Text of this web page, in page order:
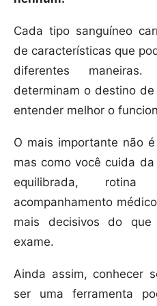
Cada tipo sanguíneo
de características que
diferentes
determinam o destino
entender melhor o
O mais importante não
mas como você cuida
equilibrada,
acompanhamento
mais decisivos do
exame.
Ainda assim, conhecer
ser uma ferramenta